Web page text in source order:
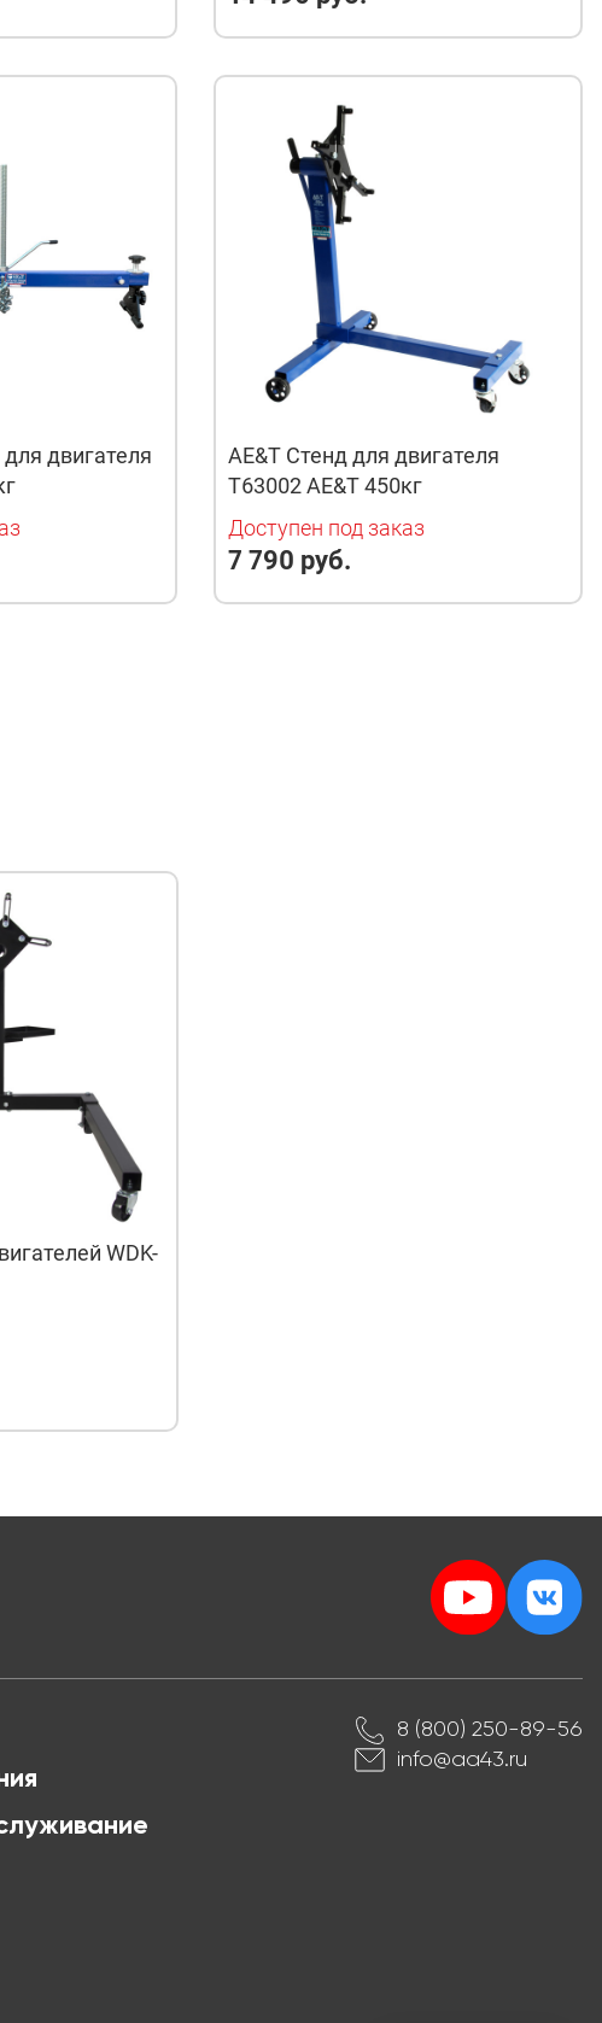
двигателя
AE&T Стенд для двигателя
T63002 AE&T 450кг
Доступен под заказ
7 790 руб.
WDK-
8 (800) 250-89-56
info@aa43.ru